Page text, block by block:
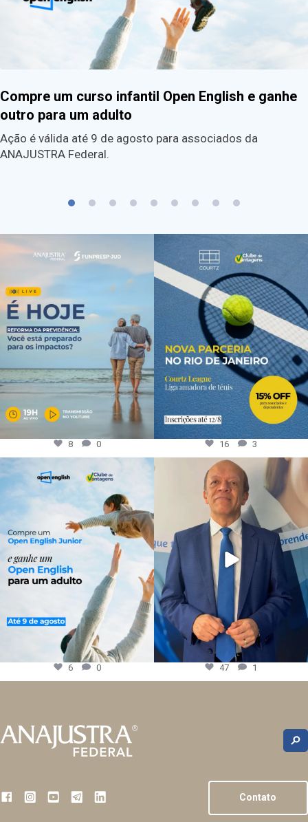
Compre um curso infantil Open English e ganhe
outro para um adulto
Ação é válida até 9 de agosto para associados da
ANAJUSTRA Federal.
8 0 16 3
6 0 47 1
Contato